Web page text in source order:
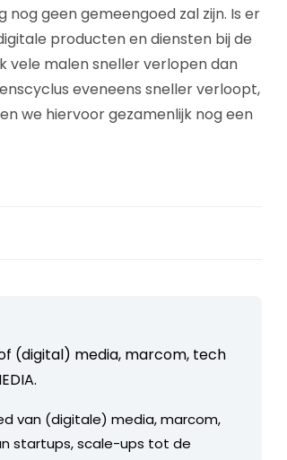
geen gemeengoed zal zijn. Is er
producten en diensten bij de
vele malen sneller verlopen dan
eveneens sneller verloopt,
we hiervoor gezamenlijk nog een
of (digital) media, marcom, tech
van (digitale) media, marcom,
startups, scale-ups tot de